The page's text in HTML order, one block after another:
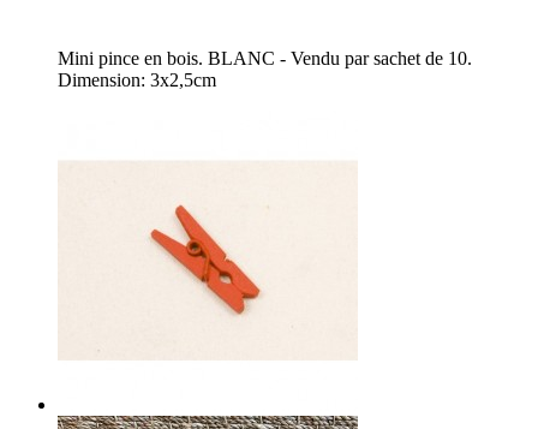
Mini pince en bois. BLANC - Vendu par sachet de 10.
Dimension: 3x2,5cm